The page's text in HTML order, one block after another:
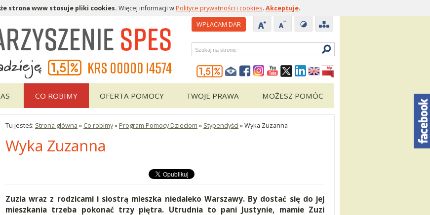
strona www stosuje pliki cookies. Więcej informacji wPolityce prywatności i cookies. Akceptuje.
WPŁACAM DAR
Wyszukiwarka
CO ROBIMY OFERTA POMOCY TWOJE PRAWA MOŻESZ POMÓC
Tu jesteś: Strona główna » Co robimy» Program Pomocy Dzieciom » Stypendyści »Wyka Zuzanna
Wyka Zuzanna
Zuzia wraz z rodzicami i siostrą mieszka niedaleko Warszawy. By dostać się do jej
mieszkania trzeba pokonać trzy piętra. Utrudnia to pani Justynie, mamie Zuzi